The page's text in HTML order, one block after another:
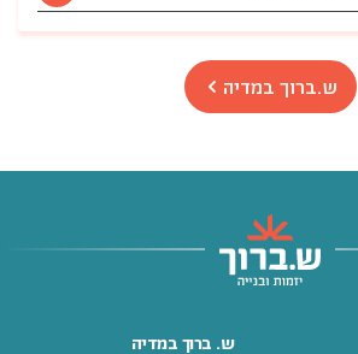
ש.ברוך במדיה
ש. ברוך במדיה